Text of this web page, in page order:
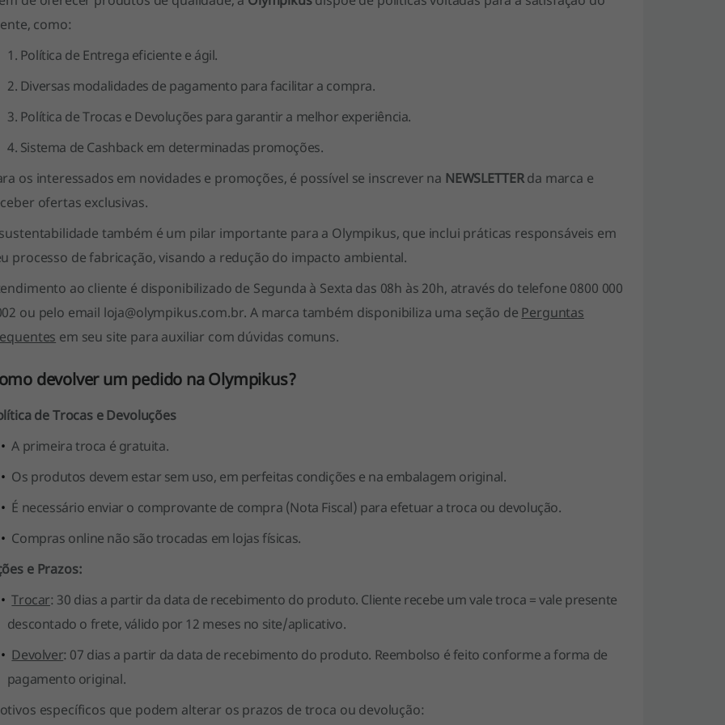
como:
Política de Entrega eficiente e ágil.
Diversas modalidades de pagamento para facilitar a compra.
Política de Trocas e Devoluções para garantir a melhor experiência.
Sistema de Cashback em determinadas promoções.
os interessados em novidades e promoções, é possível se inscrever na NEWSLETTERda marca e
ofertas exclusivas.
também é um pilar importante para a Olympikus, que inclui práticas responsáveis em
processo de fabricação, visando a redução do impacto ambiental.
ao cliente é disponibilizado de Segunda à Sexta das 08h às 20h, através do telefone 0800 000
ou pelo email loja@olympikus.com.br. A marca também disponibiliza uma seção de Perguntas
em seu site para auxiliar com dúvidas comuns.
devolver um pedido na Olympikus?
de Trocas e Devoluções
A primeira troca é gratuita.
Os produtos devem estar sem uso, em perfeitas condições e na embalagem original.
É necessário enviar o comprovante de compra (Nota Fiscal) para efetuar a troca ou devolução.
Compras online não são trocadas em lojas físicas.
e Prazos:
Trocar: 30 dias a partir da data de recebimento do produto. Cliente recebe um vale troca = vale presente
descontado o frete, válido por 12 meses no site/aplicativo.
Devolver: 07 dias a partir da data de recebimento do produto. Reembolso é feito conforme a forma de
pagamento original.
específicos que podem alterar os prazos de troca ou devolução: